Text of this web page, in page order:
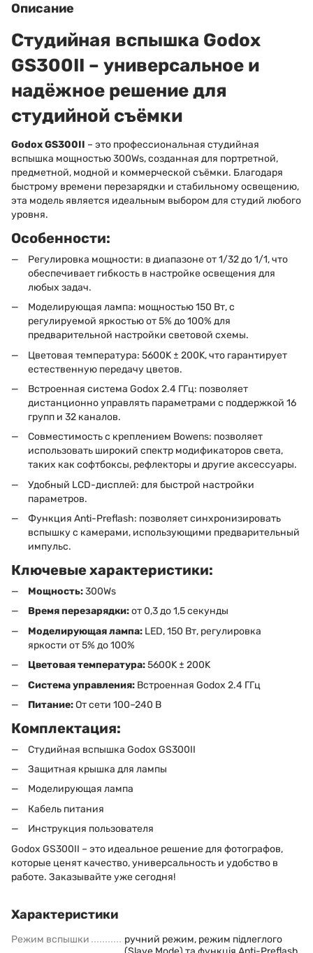
Описание
Студийная вспышка Godox
GS300II – универсальное и
надёжное решение для
студийной съёмки
Godox GS300II – это профессиональная студийная
вспышка мощностью 300Ws, созданная для портретной,
предметной, модной и коммерческой съёмки. Благодаря
быстрому времени перезарядки и стабильному освещению,
эта модель является идеальным выбором для студий любого
уровня.
Особенности:
Регулировка мощности: в диапазоне от 1/32 до 1/1, что
обеспечивает гибкость в настройке освещения для
любых задач.
Моделирующая лампа: мощностью 150 Вт, с
регулируемой яркостью от 5% до 100% для
предварительной настройки световой схемы.
Цветовая температура: 5600K ± 200K, что гарантирует
естественную передачу цветов.
Встроенная система Godox 2.4 ГГц: позволяет
дистанционно управлять параметрами с поддержкой 16
групп и 32 каналов.
Совместимость с креплением Bowens: позволяет
использовать широкий спектр модификаторов света,
таких как софтбоксы, рефлекторы и другие аксессуары.
Удобный LCD-дисплей: для быстрой настройки
параметров.
Функция Anti-Preflash: позволяет синхронизировать
вспышку с камерами, использующими предварительный
импульс.
Ключевые характеристики:
Мощность:300Ws
Время перезарядки:от 0,3 до 1,5 секунды
Моделирующая лампа: LED, 150 Вт, регулировка
яркости от 5% до 100%
Цветовая температура:5600K ± 200K
Система управления: Встроенная Godox 2.4 ГГц
Питание:От сети 100–240 В
Комплектация:
Студийная вспышка Godox GS300II
Защитная крышка для лампы
Моделирующая лампа
Кабель питания
Инструкция пользователя
Godox GS300II – это идеальное решение для фотографов,
которые ценят качество, универсальность и удобство в
работе. Заказывайте уже сегодня!
Характеристики
Режим вспышки
ручний режим, режим підлеглого